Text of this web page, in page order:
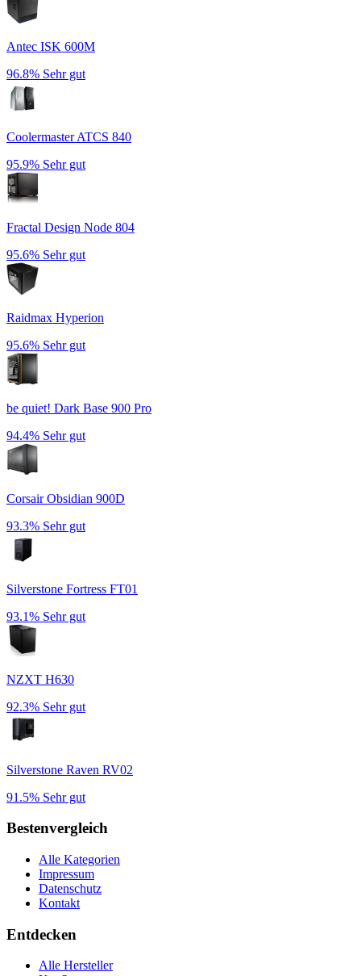
Antec ISK 600M
96.8% Sehr gut
Coolermaster ATCS 840
95.9% Sehr gut
Fractal Design Node 804
95.6% Sehr gut
Raidmax Hyperion
95.6% Sehr gut
be quiet! Dark Base 900 Pro
94.4% Sehr gut
Corsair Obsidian 900D
93.3% Sehr gut
Silverstone Fortress FT01
93.1% Sehr gut
NZXT H630
92.3% Sehr gut
Silverstone Raven RV02
91.5% Sehr gut
Bestenvergleich
Alle Kategorien
Impressum
Datenschutz
Kontakt
Entdecken
Alle Hersteller